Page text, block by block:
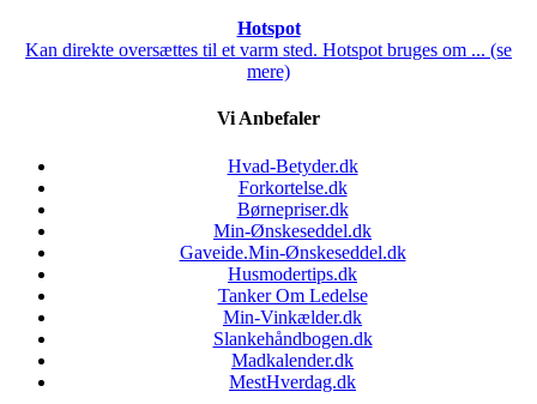
Hotspot
Kan direkte oversættes til et varm sted. Hotspot bruges om ... (se
mere)
Vi Anbefaler
Hvad-Betyder.dk
Forkortelse.dk
Børnepriser.dk
Min-Ønskeseddel.dk
Gaveide.Min-Ønskeseddel.dk
Husmodertips.dk
Tanker Om Ledelse
Min-Vinkælder.dk
Slankehåndbogen.dk
Madkalender.dk
MestHverdag.dk